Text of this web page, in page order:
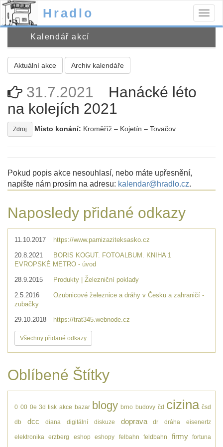
Hradlo
Kalendář akcí
Aktuální akce Archiv kalendáře
31.7.2021
Hanácké léto
na kolejích 2021
Zdroj Místo konání: Kroměříž – Kojetín – Tovačov
Pokud popis akce nesouhlasí, nebo máte upřesnění,
napište nám prosím na adresu: kalendar@hradlo.cz.
Naposledy přidané odkazy
11.10.2017 https://www.parnizaziteksasko.cz
20.8.2021
BORIS KOGUT. FOTOALBUM. KNIHA 1
EVROPSKÉ METRO - úvod
28.9.2015 Produkty | Železniční poklady
2.5.2016
Ozubnicové železnice a dráhy v Česku a zahraničí -
zubačky
29.10.2018 https://trat345.webnode.cz
Všechny přidané odkazy
Oblíbené Štítky
0 00 0e 3d tisk akce bazar blogy brno budovy čd cizina čsd
db dcc diana digitální diskuze doprava dr dráha eisenertz
elektronika erzberg eshop eshopy felbahn feldbahn firmy fortuna